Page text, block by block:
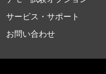
サービス・サポート
お問い合わせ